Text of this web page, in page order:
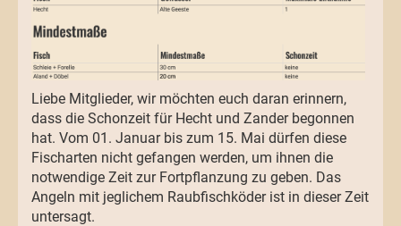
Liebe Mitglieder, wir möchten euch daran erinnern,
dass die Schonzeit für Hecht und Zander begonnen
hat. Vom 01. Januar bis zum 15. Mai dürfen diese
Fischarten nicht gefangen werden, um ihnen die
notwendige Zeit zur Fortpflanzung zu geben. Das
Angeln mit jeglichem Raubfischköder ist in dieser Zeit
untersagt.